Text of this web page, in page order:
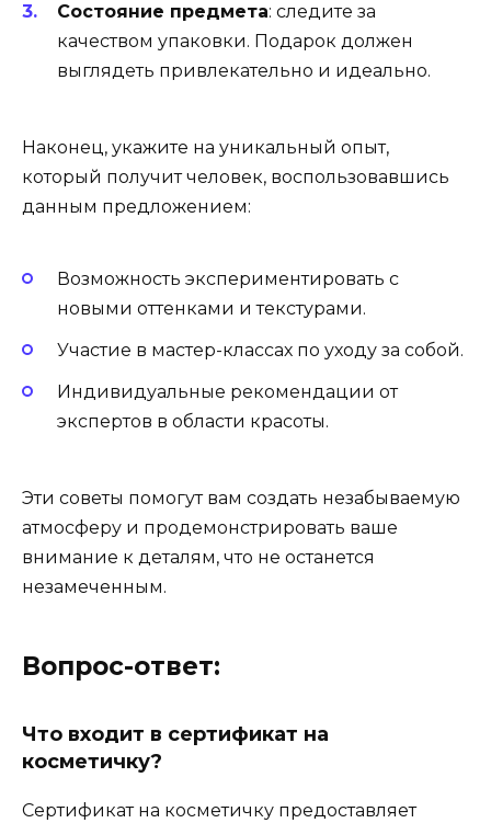
Состояние предмета: следите за
качеством упаковки. Подарок должен
выглядеть привлекательно и идеально.
Наконец, укажите на уникальный опыт,
который получит человек, воспользовавшись
данным предложением:
Возможность экспериментировать с
новыми оттенками и текстурами.
Участие в мастер-классах по уходу за собой.
Индивидуальные рекомендации от
экспертов в области красоты.
Эти советы помогут вам создать незабываемую
атмосферу и продемонстрировать ваше
внимание к деталям, что не останется
незамеченным.
Вопрос-ответ:
Что входит в сертификат на
косметичку?
Сертификат на косметичку предоставляет